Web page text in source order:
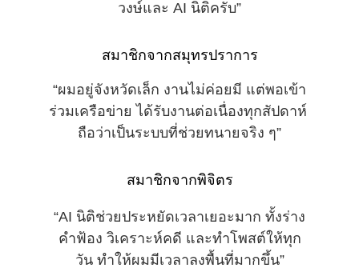
วงษ์และ AI นิติครับ”
สมาชิกจากสมุทรปราการ
“AI นิติช่วยประหยัดเวลาเยอะมาก ทั้งร่าง
คำฟ้อง วิเคราะห์คดี และทำโพสต์ให้ทุก
วัน ทำให้ผมมีเวลาลงพื้นที่มากขึ้น”
“ผมอยู่จังหวัดเล็ก งานไม่ค่อยมี แต่พอเข้า
ร่วมเครือข่าย ได้รับงานต่อเนื่องทุกสัปดาห์
ถือว่าเป็นระบบที่ช่วยทนายจริง ๆ”
สมาชิกจากพิจิตร